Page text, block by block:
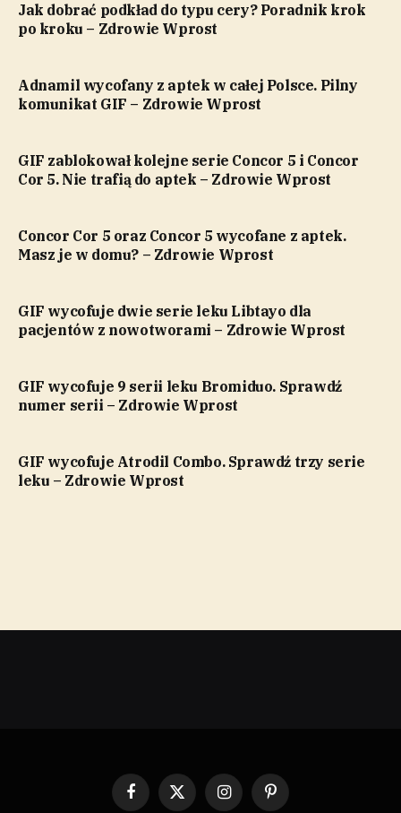
Jak dobrać podkład do typu cery? Poradnik krok
po kroku – Zdrowie Wprost
Adnamil wycofany z aptek w całej Polsce. Pilny
komunikat GIF – Zdrowie Wprost
GIF zablokował kolejne serie Concor 5 i Concor
Cor 5. Nie trafią do aptek – Zdrowie Wprost
Concor Cor 5 oraz Concor 5 wycofane z aptek.
Masz je w domu? – Zdrowie Wprost
GIF wycofuje dwie serie leku Libtayo dla
pacjentów z nowotworami – Zdrowie Wprost
GIF wycofuje 9 serii leku Bromiduo. Sprawdź
numer serii – Zdrowie Wprost
GIF wycofuje Atrodil Combo. Sprawdź trzy serie
leku – Zdrowie Wprost
Facebook
X
InstagramPinterest